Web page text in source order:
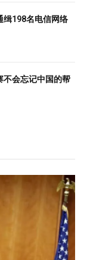
缉198名电信网络
不会忘记中国的帮